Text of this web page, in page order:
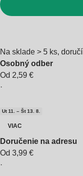
Na sklade > 5 ks,
Osobný odber
Od 2,59 €
·
Ut 11. – Št 13. 8.
VIAC
Doručenie na adresu
Od 3,99 €
·